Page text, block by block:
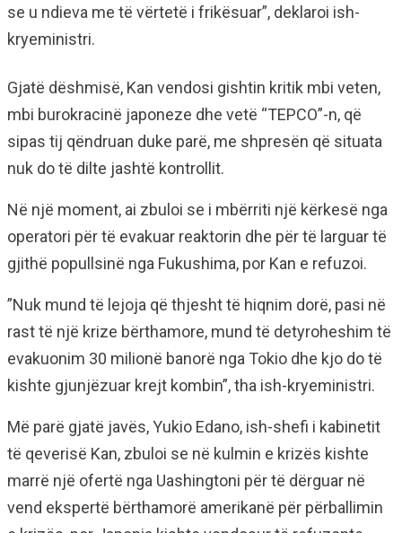
se u ndieva me të vërtetë i frikësuar”, deklaroi ish-
kryeministri.
Gjatë dëshmisë, Kan vendosi gishtin kritik mbi veten,
mbi burokracinë japoneze dhe vetë “TEPCO”-n, që
sipas tij qëndruan duke parë, me shpresën që situata
nuk do të dilte jashtë kontrollit.
Në një moment, ai zbuloi se i mbërriti një kërkesë nga
operatori për të evakuar reaktorin dhe për të larguar të
gjithë popullsinë nga Fukushima, por Kan e refuzoi.
”Nuk mund të lejoja që thjesht të hiqnim dorë, pasi në
rast të një krize bërthamore, mund të detyroheshim të
evakuonim 30 milionë banorë nga Tokio dhe kjo do të
kishte gjunjëzuar krejt kombin”, tha ish-kryeministri.
Më parë gjatë javës, Yukio Edano, ish-shefi i kabinetit
të qeverisë Kan, zbuloi se në kulmin e krizës kishte
marrë një ofertë nga Uashingtoni për të dërguar në
vend ekspertë bërthamorë amerikanë për përballimin